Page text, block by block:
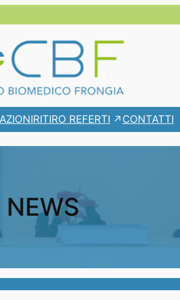
RITIRO REFERTI CONTATTI
NEWS